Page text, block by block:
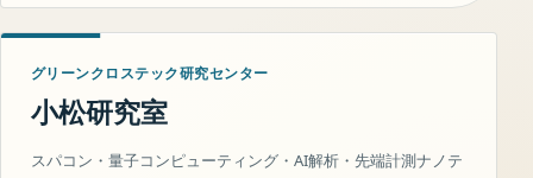
グリーンクロステック研究センター
小松研究室
スパコン・量子コンピューティング・AI解析・先端計測ナノテ